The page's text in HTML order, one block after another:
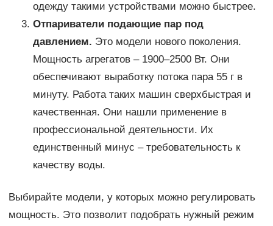
одежду такими устройствами можно быстрее.
Отпариватели подающие пар под
давлением. Это модели нового поколения.
Мощность агрегатов – 1900–2500 Вт. Они
обеспечивают выработку потока пара 55 г в
минуту. Работа таких машин сверхбыстрая и
качественная. Они нашли применение в
профессиональной деятельности. Их
единственный минус – требовательность к
качеству воды.
Выбирайте модели, у которых можно регулировать
мощность. Это позволит подобрать нужный режим